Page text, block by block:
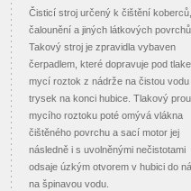
Čisticí stroj určený k čištění koberců,
čalounění a jiných látkových
Takový stroj je zpravidla vybaven
čerpadlem, které dopravuje pod
mycí roztok z nádrže na čistou vodu
trysek na konci hubice. Tlakový
mycího roztoku poté omývá vlákna
čištěného povrchu a sací motor jej
následně i s uvolněnými nečistotami
odsaje úzkým otvorem v hubici do
na špinavou vodu.